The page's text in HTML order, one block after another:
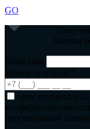
GO
Звонки
Ваше имя
Номер телефона*
agree прочитал(-
персональных